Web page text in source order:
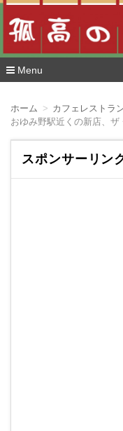
Menu
ホーム
カフェレストラ
おゆみ野駅近くの新店、
スポンサーリン